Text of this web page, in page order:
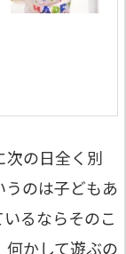
次の日全く別
のは子どもあ
るならそのこ
何かして遊ぶの